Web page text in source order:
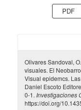
PDF
Olivares Sandoval,
visuales. El
Visual epidemcs.
Daniel Escoto
0-1. Investigaciones
https://doi.org/